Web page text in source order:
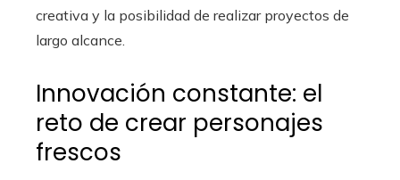
creativa y la posibilidad de realizar proyectos de
largo alcance.
Innovación constante: el
reto de crear personajes
frescos